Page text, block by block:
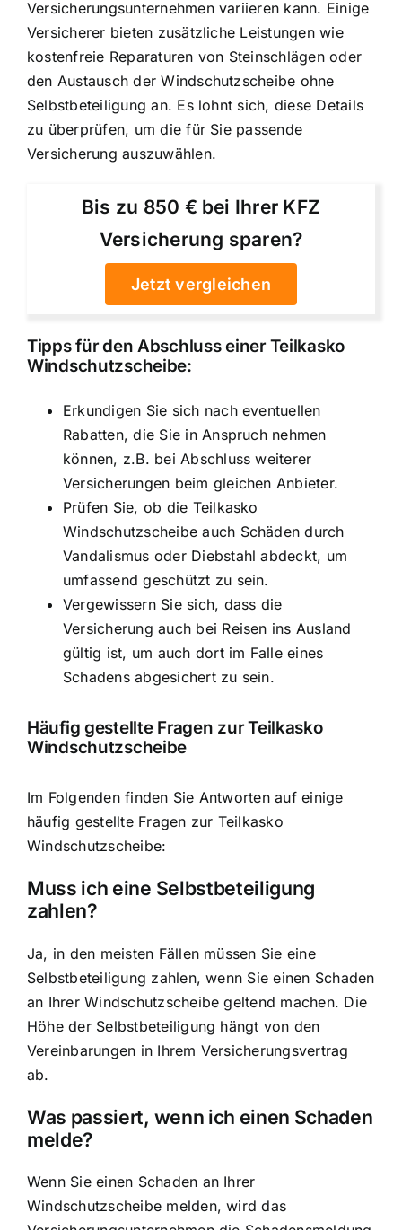
Versicherungsunternehmen variieren kann. Einige
Versicherer bieten zusätzliche Leistungen wie
kostenfreie Reparaturen von Steinschlägen oder
den Austausch der Windschutzscheibe ohne
Selbstbeteiligung an. Es lohnt sich, diese Details
zu überprüfen, um die für Sie passende
Versicherung auszuwählen.
Bis zu 850 € bei Ihrer KFZ
Versicherung sparen?
Jetzt vergleichen
Tipps für den Abschluss einer Teilkasko
Windschutzscheibe:
Erkundigen Sie sich nach eventuellen
Rabatten, die Sie in Anspruch nehmen
können, z.B. bei Abschluss weiterer
Versicherungen beim gleichen Anbieter.
Prüfen Sie, ob die Teilkasko
Windschutzscheibe auch Schäden durch
Vandalismus oder Diebstahl abdeckt, um
umfassend geschützt zu sein.
Vergewissern Sie sich, dass die
Versicherung auch bei Reisen ins Ausland
gültig ist, um auch dort im Falle eines
Schadens abgesichert zu sein.
Häufig gestellte Fragen zur Teilkasko
Windschutzscheibe
Im Folgenden finden Sie Antworten auf einige
häufig gestellte Fragen zur Teilkasko
Windschutzscheibe:
Muss ich eine Selbstbeteiligung
zahlen?
Ja, in den meisten Fällen müssen Sie eine
Selbstbeteiligung zahlen, wenn Sie einen Schaden
an Ihrer Windschutzscheibe geltend machen. Die
Höhe der Selbstbeteiligung hängt von den
Vereinbarungen in Ihrem Versicherungsvertrag
ab.
Was passiert, wenn ich einen Schaden
melde?
Wenn Sie einen Schaden an Ihrer
Windschutzscheibe melden, wird das